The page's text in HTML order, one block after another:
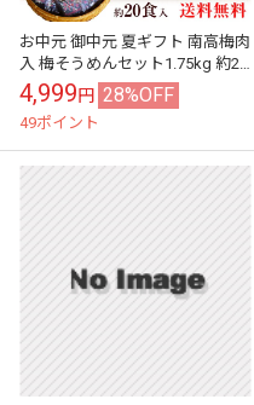
お中元 御中元 夏ギフト 南高梅肉
入 梅そうめんセット1.75kg 約20
食分（梅そうめん250g×7袋、梅
めんつゆ60ml×20...
4,999円 28%OFF
49ポイント